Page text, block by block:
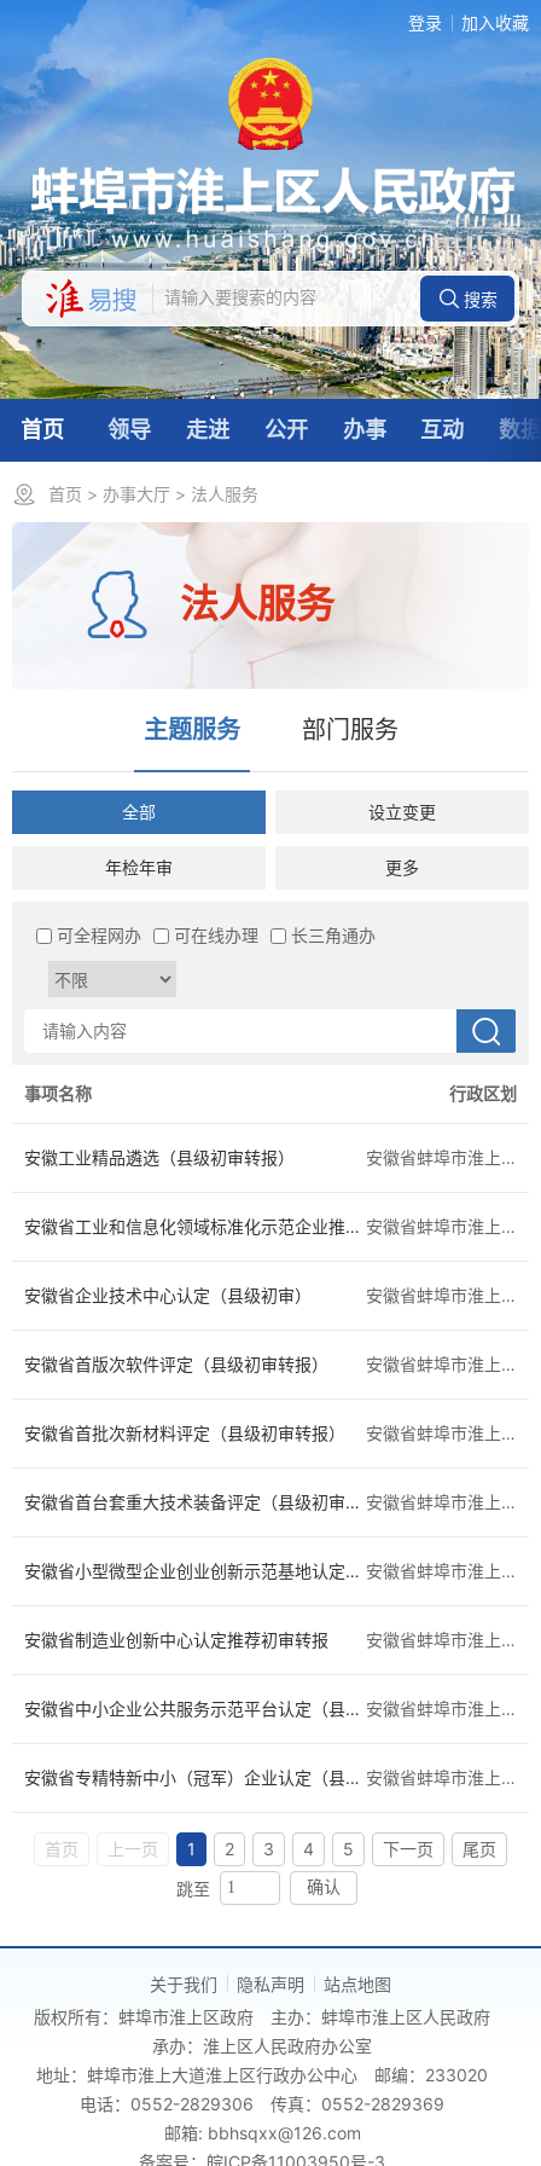
登录 加入收藏
首页 领导 走进 公开 办事 互动 数
首页 > 办事大厅 > 法人服务
法人服务
主题服务 部门服务
全部 设立变更
年检年审 税收财务
准营准办
资质认证
商务贸易
农林牧渔 档案文物
民族宗教 质量技术
检验检疫 安全生产
更多
可全程网办 可在线办理 长三角通办
事项名称 行政区划
安徽工业精品遴选（县级初审转报） 安徽省蚌埠市淮上区
安徽省工业和信息化领域标准化示范企业推荐初审转报 安徽省蚌埠市淮上区
安徽省企业技术中心认定（县级初审） 安徽省蚌埠市淮上区
安徽省首版次软件评定（县级初审转报） 安徽省蚌埠市淮上区
安徽省首批次新材料评定（县级初审转报） 安徽省蚌埠市淮上区
安徽省首台套重大技术装备评定（县级初审转报） 安徽省蚌埠市淮上区
安徽省小型微型企业创业创新示范基地认定（县级初审） 安徽省蚌埠市淮上区
安徽省制造业创新中心认定推荐初审转报 安徽省蚌埠市淮上区
安徽省中小企业公共服务示范平台认定（县级初审转报） 安徽省蚌埠市淮上区
安徽省专精特新中小（冠军）企业认定（县级初审转报） 安徽省蚌埠市淮上区
首页 上一页 1 2 3 4 5 下一页
尾页
跳至
确认
关于我们 隐私声明
站点地图
版权所有：蚌埠市淮上区政府
主办：蚌埠市淮上区人民政府
承办：淮上区人民政府办公室
地址：蚌埠市淮上大道淮上区行政办公中心
邮编：233020
电话：0552-2829306
传真：0552-2829369
邮箱: bbhsqxx@126.com
备案号：皖ICP备11003950号-3